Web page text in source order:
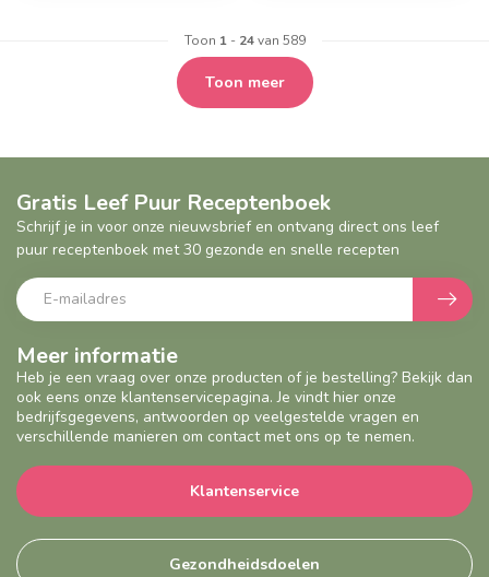
Toon 1- 24van 589
Toon meer
Meer informatie
Heb je een vraag over onze producten of je bestelling? Bekijk dan
ook eens onze klantenservicepagina. Je vindt hier onze
bedrijfsgegevens, antwoorden op veelgestelde vragen en
verschillende manieren om contact met ons op te nemen.
Klantenservice
Gezondheidsdoelen
Gratis Leef Puur Receptenboek
Schrijf je in voor onze nieuwsbrief en ontvang direct ons leef
puur receptenboek met 30 gezonde en snelle recepten